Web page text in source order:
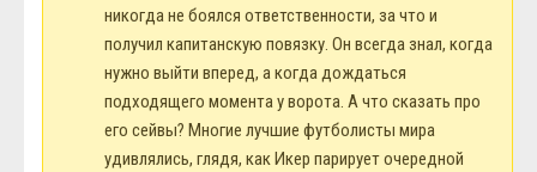
никогда не боялся ответственности, за что и
получил капитанскую повязку. Он всегда знал, когда
нужно выйти вперед, а когда дождаться
подходящего момента у ворота. А что сказать про
его сейвы? Многие лучшие футболисты мира
удивлялись, глядя, как Икер парирует очередной